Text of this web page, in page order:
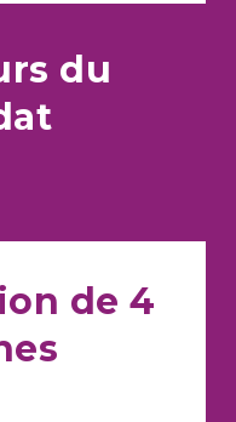
du
de 4